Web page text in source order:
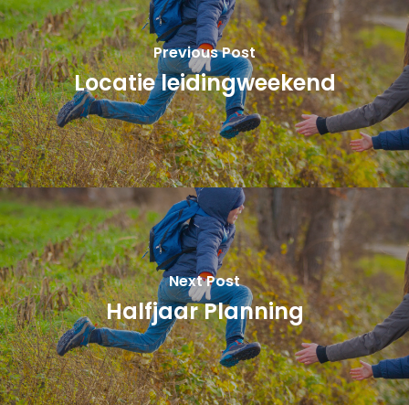
Previous Post
Locatie leidingweekend
Next Post
Halfjaar Planning